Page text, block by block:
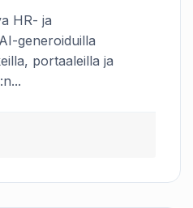
HR- ja
generoiduilla
portaaleilla ja